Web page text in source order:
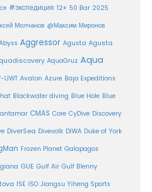
#экспедиция 12+ 50 Bar 2025
Молчанов @Максим Миронов
Aggressor Agusta Agusta
AquaGruz Aqua
UWT Avalon Azure Baja Expeditions
Blackwater diving Blue Hole Blue
CMAS Core CyDive Discovery
DiverSea Divevolk DIWA Duke of York
Frozen Planet Galapagos
GUE Gulf Air Gulf Blenny
ISE ISO Jiangsu Yiheng Sports